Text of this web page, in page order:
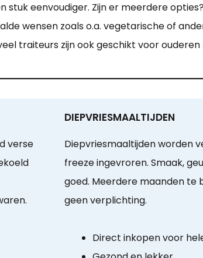
eenvoudiger. Zijn er meerdere
wensen zoals o.a. vegetarische of
traiteurs zijn ook geschikt voor
verse
DIEPVRIESMAALTIJDEN
Diepvriesmaaltijden worden
freeze ingevroren. Smaak,
goed. Meerdere maanden te
geen verplichting.
Direct inkopen voor